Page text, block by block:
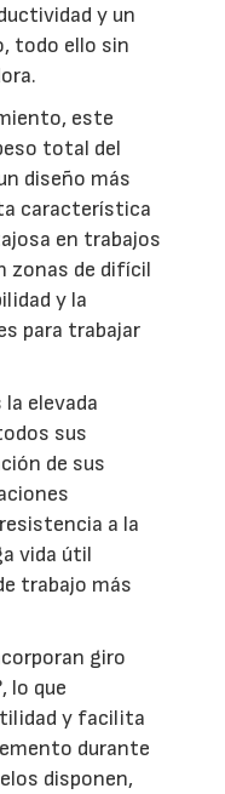
y un
todo ello sin
este
total del
diseño más
característica
en trabajos
zonas de difícil
y la
para trabajar
elevada
sus
de sus
a la
vida útil
trabajo más
giro
lo que
y facilita
durante
disponen,